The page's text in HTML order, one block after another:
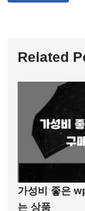
Related
가성비 좋은
는 상품